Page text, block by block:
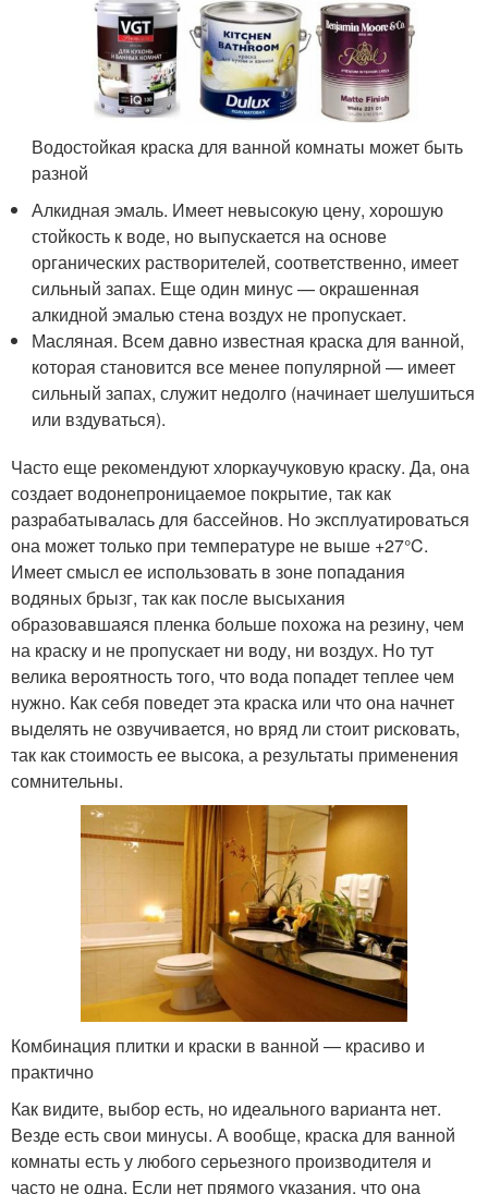
Водостойкая краска для ванной комнаты может быть
разной
Алкидная эмаль. Имеет невысокую цену, хорошую
стойкость к воде, но выпускается на основе
органических растворителей, соответственно, имеет
сильный запах. Еще один минус — окрашенная
алкидной эмалью стена воздух не пропускает.
Масляная. Всем давно известная краска для ванной,
которая становится все менее популярной — имеет
сильный запах, служит недолго (начинает шелушиться
или вздуваться).
Часто еще рекомендуют хлоркаучуковую краску. Да, она
создает водонепроницаемое покрытие, так как
разрабатывалась для бассейнов. Но эксплуатироваться
она может только при температуре не выше +27°C.
Имеет смысл ее использовать в зоне попадания
водяных брызг, так как после высыхания
образовавшаяся пленка больше похожа на резину, чем
на краску и не пропускает ни воду, ни воздух. Но тут
велика вероятность того, что вода попадет теплее чем
нужно. Как себя поведет эта краска или что она начнет
выделять не озвучивается, но вряд ли стоит рисковать,
так как стоимость ее высока, а результаты применения
сомнительны.
Комбинация плитки и краски в ванной — красиво и
практично
Как видите, выбор есть, но идеального варианта нет.
Везде есть свои минусы. А вообще, краска для ванной
комнаты есть у любого серьезного производителя и
часто не одна. Если нет прямого указания, что она